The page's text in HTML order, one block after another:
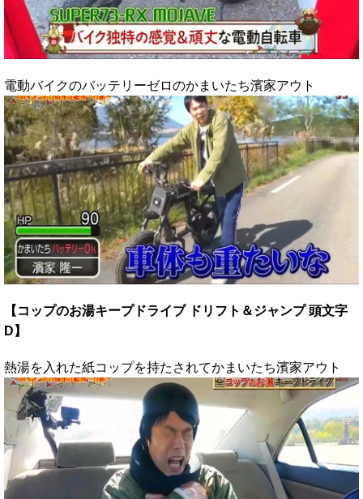
電動バイクのバッテリーゼロのかまいたち濱家アウト
【コップのお湯キープドライブ ドリフト＆ジャンプ 頭文字
D】
熱湯を入れた紙コップを持たされてかまいたち濱家アウト